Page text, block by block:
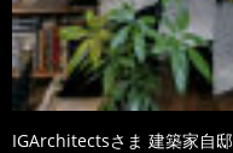
IGArchitectsさま 建築家自邸